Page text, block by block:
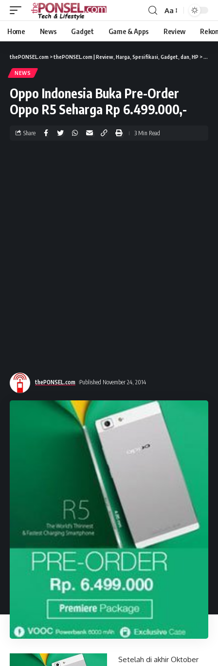
Aa
Home News Gadget Game & Apps Review
thePONSEL.com >thePONSEL.com | Review, Harga, Spesifikasi, Gadget, dan, HP > News
NEWS
Oppo Indonesia Buka Pre-Order
Oppo R5 Seharga Rp 6.499.000,-
thePONSEL.com Published November 24, 2014
Share 3 Min Read
Setelah di akhir Oktober